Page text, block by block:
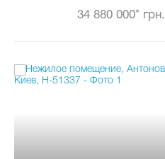
34 880 000* грн.